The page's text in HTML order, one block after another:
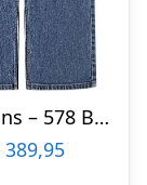
Levis Jeans – 578 Baggy – Blazing Blue
389,95